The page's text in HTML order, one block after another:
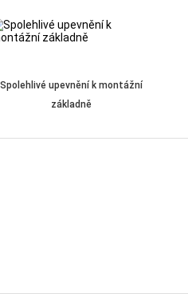
Spolehlivé upevnění k montážní
základně